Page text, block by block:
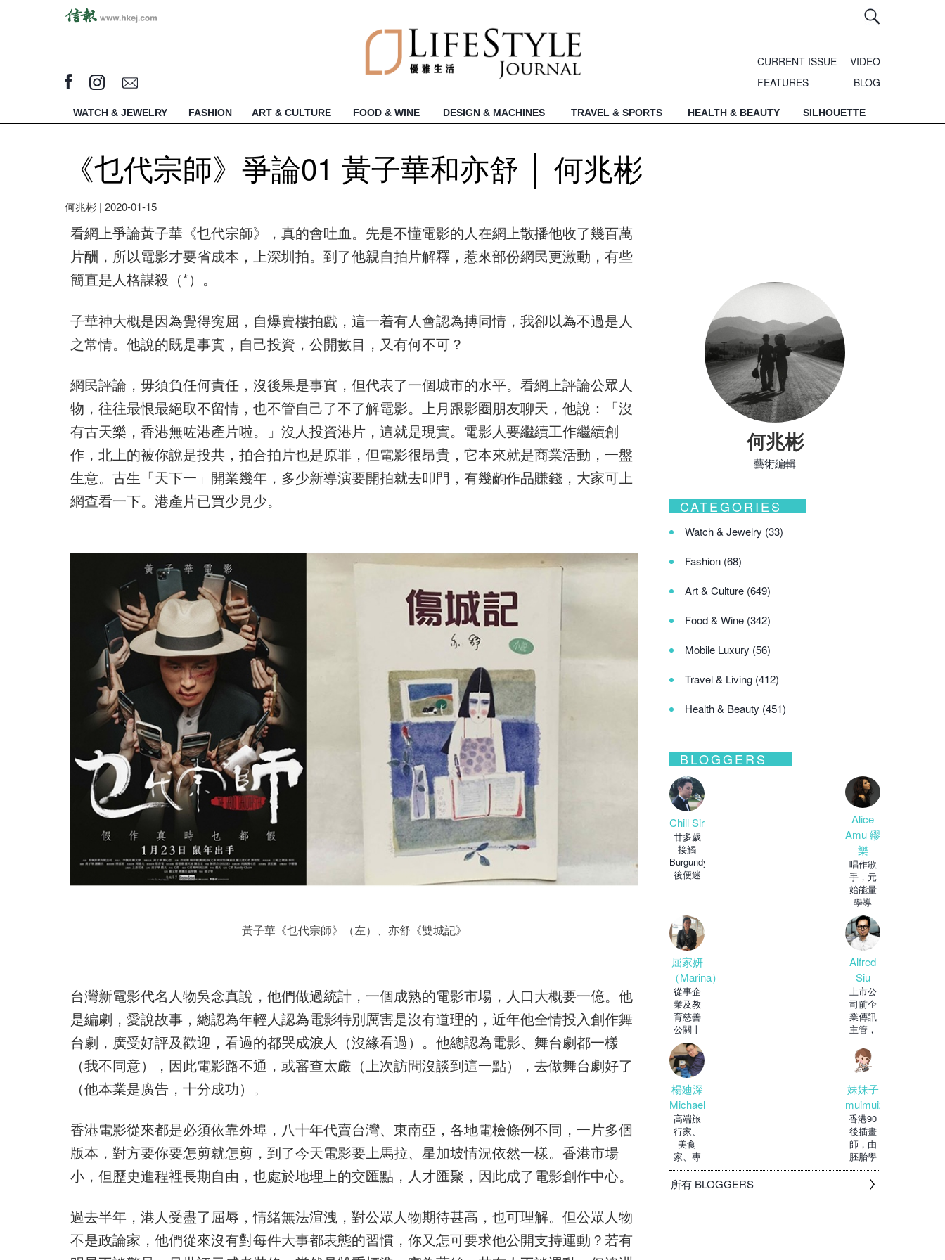
CURRENT ISSUE
VIDEO
FEATURES
BLOG
WATCH & JEWELRY FASHION ART & CULTURE FOOD & WINE DESIGN & MACHINES TRAVEL & SPORTS HEALTH & BEAUTY SILHOUETTE
《乜代宗師》爭論01 黃子華和亦舒 │ 何兆彬
何兆彬 | 2020-01-15
看網上爭論黃子華《乜代宗師》，真的會吐血。先是不懂電影的人在網上散播他收了幾百萬
片酬，所以電影才要省成本，上深圳拍。到了他親自拍片解釋，惹來部份網民更激動，有些
簡直是人格謀殺（*）。
子華神大概是因為覺得寃屈，自爆賣樓拍戲，這一着有人會認為搏同情，我卻以為不過是人
之常情。他說的既是事實，自己投資，公開數目，又有何不可？
網民評論，毋須負任何責任，沒後果是事實，但代表了一個城市的水平。看網上評論公眾人
物，往往最恨最絕取不留情，也不管自己了不了解電影。上月跟影圈朋友聊天，他說：「沒
有古天樂，香港無咗港產片啦。」沒人投資港片，這就是現實。電影人要繼續工作繼續創
作，北上的被你說是投共，拍合拍片也是原罪，但電影很昂貴，它本來就是商業活動，一盤
生意。古生「天下一」開業幾年，多少新導演要開拍就去叩門，有幾齣作品賺錢，大家可上
網查看一下。港產片已買少見少。
黃子華《乜代宗師》（左）、亦舒《雙城記》
台灣新電影代名人物吳念真說，他們做過統計，一個成熟的電影市場，人口大概要一億。他
是編劇，愛說故事，總認為年輕人認為電影特別厲害是沒有道理的，近年他全情投入創作舞
台劇，廣受好評及歡迎，看過的都哭成淚人（沒緣看過）。他總認為電影、舞台劇都一樣
（我不同意），因此電影路不通，或審查太嚴（上次訪問沒談到這一點），去做舞台劇好了
（他本業是廣告，十分成功）。
香港電影從來都是必須依靠外埠，八十年代賣台灣、東南亞，各地電檢條例不同，一片多個
版本，對方要你要怎剪就怎剪，到了今天電影要上馬拉、星加坡情況依然一樣。香港市場
小，但歷史進程裡長期自由，也處於地理上的交匯點，人才匯聚，因此成了電影創作中心。
過去半年，港人受盡了屈辱，情緒無法渲洩，對公眾人物期待甚高，也可理解。但公眾人物
不是政論家，他們從來沒有對每件大事都表態的習慣，你又怎可要求他公開支持運動？若有
何兆彬
藝術編輯
CATEGORIES
Watch & Jewelry (33)
Fashion (68)
Art & Culture (649)
Food & Wine (342)
Mobile Luxury (56)
Travel & Living (412)
Health & Beauty (451)
BLOGGERS
Chill Sir
廿多歲
接觸
Burgundy
後便迷
Alice
Amu 繆
樂
唱作歌
手，元
始能量
學導
師，靈
異道網
台主
持。眾
屈家妍
（Marina）
從事企
業及教
育慈善
公關十
多年，
現正修
讀教育
博
Alfred
Siu
上市公
司前企
業傳訊
主管，
政府及
私人機
楊廸深
Michael
高端旅
行家、
美食
家、專
欄作
家，
妹妹子
muimuizi
香港90
後插畫
師，由
胚胎學
家轉行
做設計
師，由
所有 BLOGGERS